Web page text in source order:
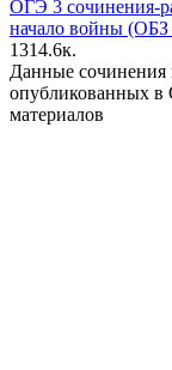
ОГЭ 3 сочинения-
начало войны
1314.6к.
Данные сочинения
опубликованных
материалов